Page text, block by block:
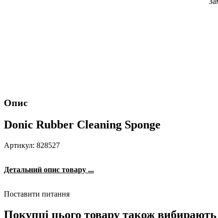
Опис
Donic Rubber Cleaning Sponge
Артикул: 828527
Детальний опис товару ...
Поставити питання
Покупці цього товару також вибирають